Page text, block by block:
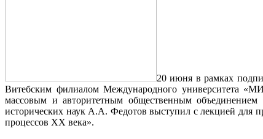
20 июня в рамках
Витебским филиалом Международного университета
массовым и авторитетным общественным
исторических наук А.А. Федотов выступил с лекцией для
процессов ХХ века».